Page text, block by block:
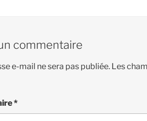
commentaire
e-mail ne sera pas publiée. Les
*